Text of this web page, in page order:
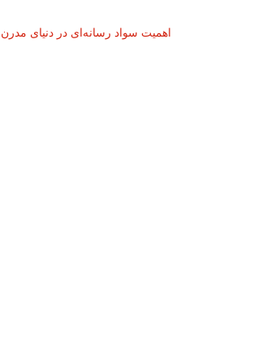
اهمیت سواد رسانه‌ای در دنیای مدرن